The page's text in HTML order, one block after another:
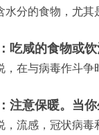
水分的食物，尤其
吃咸的食物或
，在与病毒作斗争
注意保暖。当
，流感，冠状病